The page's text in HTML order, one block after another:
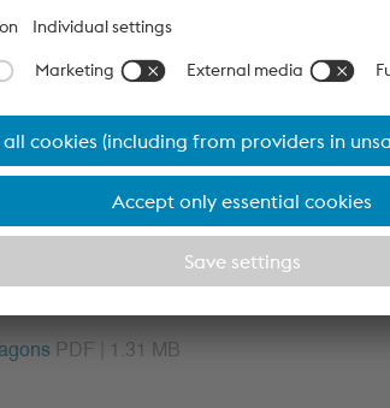
Tests PDF | 8.52 MB
PDF | 1.31 MB